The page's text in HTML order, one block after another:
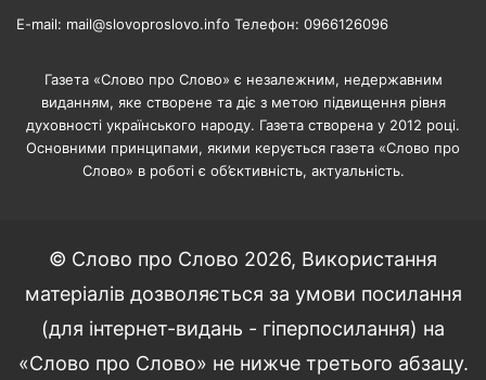
E-mail: mail@slovoproslovo.info Телефон: 0966126096
Газета «Слово про Слово» є незалежним, недержавним
виданням, яке створене та діє з метою підвищення рівня
духовності українського народу. Газета створена у 2012 році.
Основними принципами, якими керується газета «Слово про
Слово» в роботі є об’єктивність, актуальність.
© Слово про Слово 2026, Використання
матеріалів дозволяється за умови посилання
(для інтернет-видань - гіперпосилання) на
«Слово про Слово» не нижче третього абзацу.